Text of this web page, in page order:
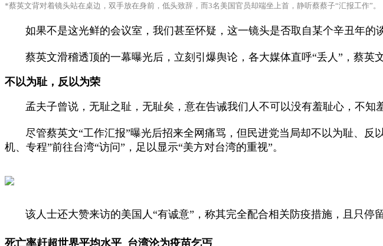
*蔡英文背对着镜头站在桌边，双手放在身前，低头致辞，而3名美国官员却端坐上首，静听蔡蔡子“汇报工作”。
如果不是这光鲜的会议室，我们甚至怀疑，这一镜头是否取自某个辛丑年的
蔡英文滑稽透顶的一幕曝光后，立刻引爆舆论，各大媒体直呼“丢人”，蔡英
不以为耻，反以为荣
孟夫子曾说，无耻之耻，无耻矣，意在告诫我们人不可以没有羞耻心，不知
尽管蔡英文“工作汇报”曝光后招来全网痛骂，但民进党当局却不以为耻、反
机、专程”前往台湾“访问”，足以显示“美方对台湾的重视”。
该人士还大赞来访的美国人“有诚意”，称其完全配合相关防疫措施，且只停留
死亡率赶超世界平均水平 台湾沦为疫苗乞丐